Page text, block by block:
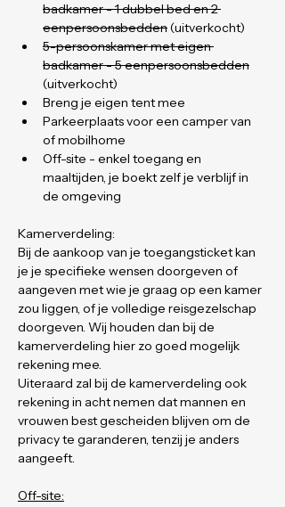
badkamer - 1 dubbel bed en 2
eenpersoonsbedden (uitverkocht)
5-persoonskamer met eigen
badkamer - 5 eenpersoonsbedden
(uitverkocht)
Breng je eigen tent mee
Parkeerplaats voor een camper van
of mobilhome
Off-site - enkel toegang en
maaltijden, je boekt zelf je verblijf in
de omgeving
Kamerverdeling:
Bij de aankoop van je toegangsticket kan
je je specifieke wensen doorgeven of
aangeven met wie je graag op een kamer
zou liggen, of je volledige reisgezelschap
doorgeven. Wij houden dan bij de
kamerverdeling hier zo goed mogelijk
rekening mee.
Uiteraard zal bij de kamerverdeling ook
rekening in acht nemen dat mannen en
vrouwen best gescheiden blijven om de
privacy te garanderen, tenzij je anders
aangeeft.
Off-site: